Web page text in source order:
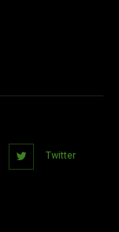
Twitter